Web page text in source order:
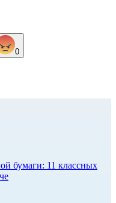
0
бумаги: 11 классных